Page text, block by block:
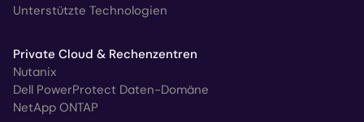
Unterstützte Technologien
Private Cloud & Rechenzentren
Nutanix
Dell PowerProtect Daten-Domäne
NetApp ONTAP